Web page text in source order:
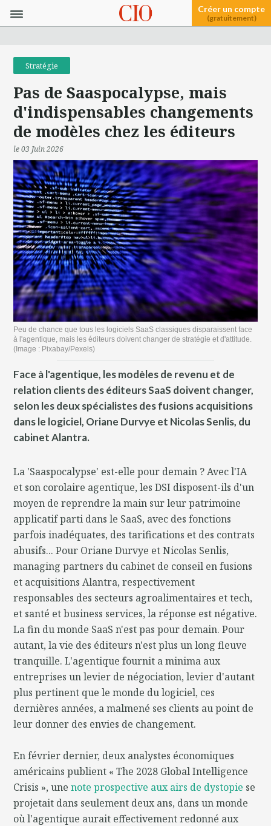
Créer un compte
(gratuitement)
Stratégie
Pas de Saaspocalypse, mais
d'indispensables changements
de modèles chez les éditeurs
le 03 Juin 2026
Peu de chance que tous les logiciels SaaS classiques disparaissent face
à l'agentique, mais les éditeurs doivent changer de stratégie et d'attitude.
(Image : Pixabay/Pexels)
Face à l'agentique, les modèles de revenu et de
relation clients des éditeurs SaaS doivent changer,
selon les deux spécialistes des fusions acquisitions
dans le logiciel, Oriane Durvye et Nicolas Senlis, du
cabinet Alantra.
La 'Saaspocalypse' est-elle pour demain ? Avec l'IA
et son corolaire agentique, les DSI disposent-ils d'un
moyen de reprendre la main sur leur patrimoine
applicatif parti dans le SaaS, avec des fonctions
parfois inadéquates, des tarifications et des contrats
abusifs... Pour Oriane Durvye et Nicolas Senlis,
managing partners du cabinet de conseil en fusions
et acquisitions Alantra, respectivement
responsables des secteurs agroalimentaires et tech,
et santé et business services, la réponse est négative.
La fin du monde SaaS n'est pas pour demain. Pour
autant, la vie des éditeurs n'est plus un long fleuve
tranquille. L'agentique fournit a minima aux
entreprises un levier de négociation, levier d'autant
plus pertinent que le monde du logiciel, ces
dernières années, a malmené ses clients au point de
leur donner des envies de changement.
En février dernier, deux analystes économiques
américains publient « The 2028 Global Intelligence
Crisis », unenote prospective aux airs de dystopie se
projetait dans seulement deux ans, dans un monde
où l'agentique aurait effectivement redonné aux